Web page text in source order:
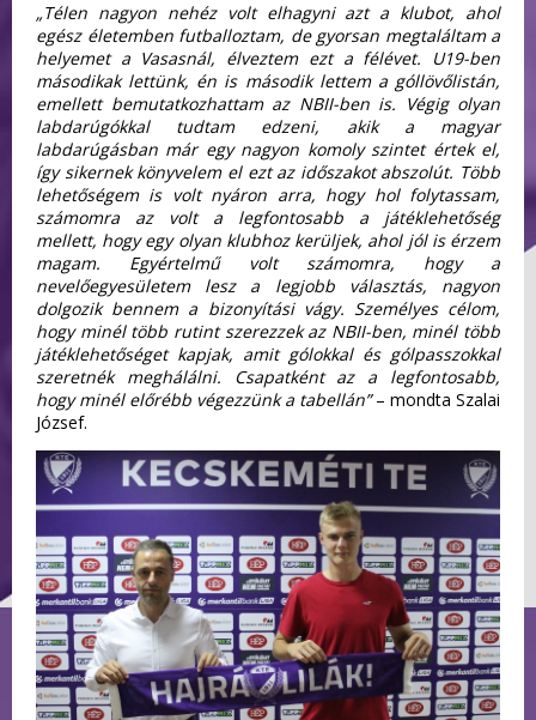
„Télen nagyon nehéz volt elhagyni azt a klubot, ahol
egész életemben futballoztam, de gyorsan megtaláltam a
helyemet a Vasasnál, élveztem ezt a félévet. U19-ben
másodikak lettünk, én is második lettem a góllövőlistán,
emellett bemutatkozhattam az NBII-ben is. Végig olyan
labdarúgókkal tudtam edzeni, akik a magyar
labdarúgásban már egy nagyon komoly szintet értek el,
így sikernek könyvelem el ezt az időszakot abszolút. Több
lehetőségem is volt nyáron arra, hogy hol folytassam,
számomra az volt a legfontosabb a játéklehetőség
mellett, hogy egy olyan klubhoz kerüljek, ahol jól is érzem
magam. Egyértelmű volt számomra, hogy a
nevelőegyesületem lesz a legjobb választás, nagyon
dolgozik bennem a bizonyítási vágy. Személyes célom,
hogy minél több rutint szerezzek az NBII-ben, minél több
játéklehetőséget kapjak, amit gólokkal és gólpasszokkal
szeretnék meghálálni. Csapatként az a legfontosabb,
hogy minél előrébb végezzünk a tabellán”– mondta Szalai
József.